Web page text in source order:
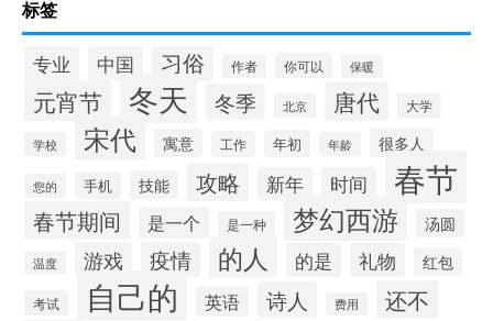
标签
专业 中国 习俗 作者 你可以 保暖
元宵节 冬天 冬季 北京 唐代 大学
学校 宋代 寓意 工作 年初 年龄 很多人
您的 手机 技能 攻略 新年 时间 春节
春节期间 是一个 是一种 梦幻西游 汤圆
温度 游戏 疫情 的人 的是 礼物 红包
考试 自己的 英语 诗人 费用 还不